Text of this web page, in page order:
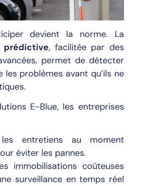
devient la norme. La
prédictive, facilitée par des
permet de détecter
les problèmes avant qu’ils ne
E-Blue, les entreprises
les entretiens au moment
éviter les pannes.
immobilisations coûteuses
surveillance en temps réel